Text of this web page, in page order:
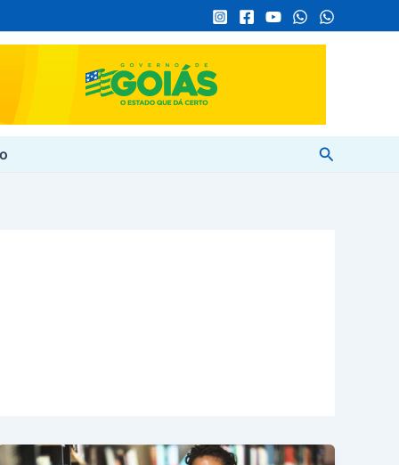
Pesquisar